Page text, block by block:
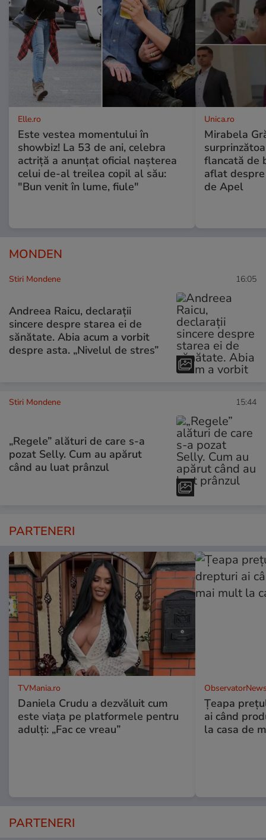
Elle.ro
Este vestea momentului în
showbiz! La 53 de ani, celebra
actriță a anunțat oficial nașterea
celui de-al treilea copil al său:
"Bun venit în lume, fiule"
Unica.ro
Mirabela
flancată de
aflat
de Apel
MONDEN
Stiri Mondene 16:05
Andreea Raicu, declarații
sincere despre starea ei de
sănătate. Abia acum a vorbit
despre asta. „Nivelul de stres”
Stiri Mondene 15:44
„Regele” alături de care s-a
pozat Selly. Cum au apărut
când au luat prânzul
PARTENERI
TVMania.ro
Daniela Crudu a dezvăluit cum
este viața pe platformele pentru
adulți: „Fac ce vreau”
Țeapa
ai când
la casa de
PARTENERI